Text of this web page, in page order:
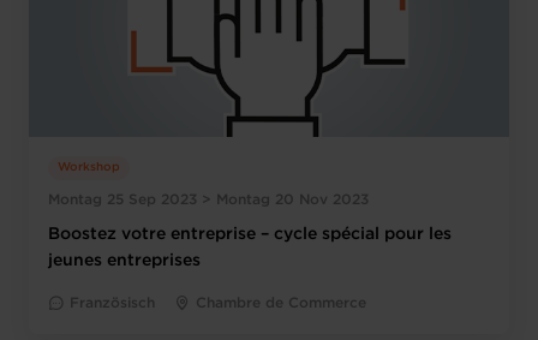
Montag 25 Sep 2023 > Montag 20 Nov 2023
Workshop
Boostez votre entreprise – cycle spécial pour les
jeunes entreprises
Französisch Chambre de Commerce